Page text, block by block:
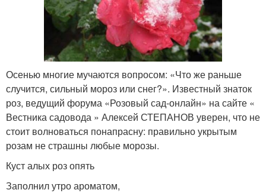
Осенью многие мучаются вопросом: «Что же раньше
случится, сильный мороз или снег?». Известный знаток
роз, ведущий форума «Розовый сад-онлайн» на сайте «
Вестника садовода » Алексей СТЕПАНОВ уверен, что не
стоит волноваться понапрасну: правильно укрытым
розам не страшны любые морозы.
Куст алых роз опять
Заполнил утро ароматом,